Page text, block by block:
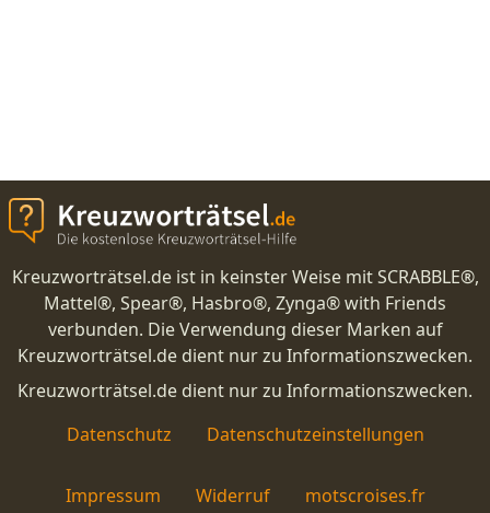
Kreuzworträtsel.de ist in keinster Weise mit SCRABBLE®,
Mattel®, Spear®, Hasbro®, Zynga® with Friends
verbunden. Die Verwendung dieser Marken auf
Kreuzworträtsel.de dient nur zu Informationszwecken.
Kreuzworträtsel.de dient nur zu Informationszwecken.
Datenschutz
Datenschutzeinstellungen
Impressum Widerruf motscroises.fr